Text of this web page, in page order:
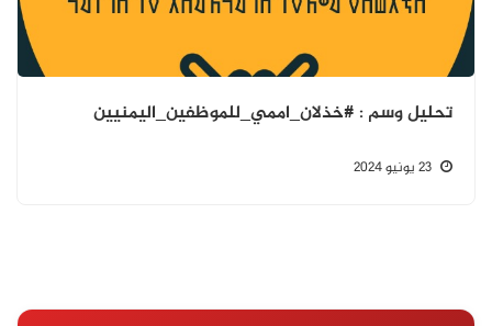
تحليل وسم : #خذلان_اممي_للموظفين_اليمنيين